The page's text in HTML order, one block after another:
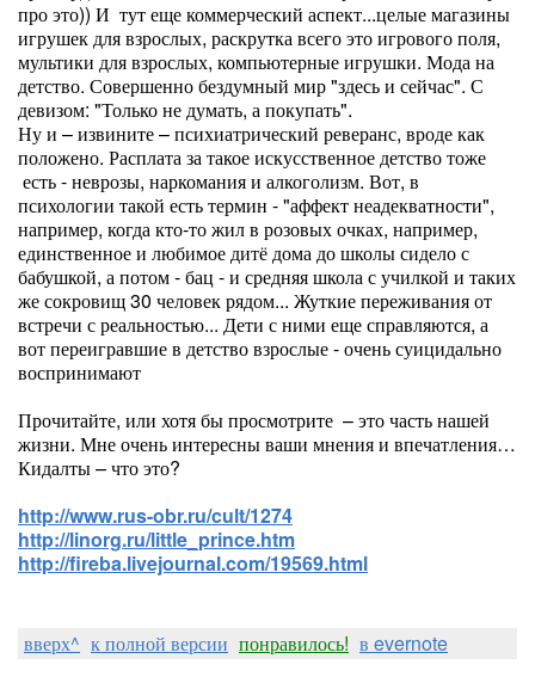
про это)) И тут еще коммерческий аспект...целые магазины
игрушек для взрослых, раскрутка всего это игрового поля,
мультики для взрослых, компьютерные игрушки. Мода на
детство. Совершенно бездумный мир "здесь и сейчас". С
девизом: "Только не думать, а покупать".
Ну и – извините – психиатрический реверанс, вроде как
положено. Расплата за такое искусственное детство тоже
есть - неврозы, наркомания и алкоголизм. Вот, в
психологии такой есть термин - "аффект неадекватности",
например, когда кто-то жил в розовых очках, например,
единственное и любимое дитё дома до школы сидело с
бабушкой, а потом - бац - и средняя школа с училкой и таких
же сокровищ 30 человек рядом... Жуткие переживания от
встречи с реальностью... Дети с ними еще справляются, а
вот переигравшие в детство взрослые - очень суицидально
воспринимают
Прочитайте, или хотя бы просмотрите – это часть нашей
жизни. Мне очень интересны ваши мнения и впечатления…
Кидалты – что это?
http://www.rus-obr.ru/cult/1274
http://linorg.ru/little_prince.htm
http://fireba.livejournal.com/19569.html
вверх^ к полной версии понравилось! в evernote